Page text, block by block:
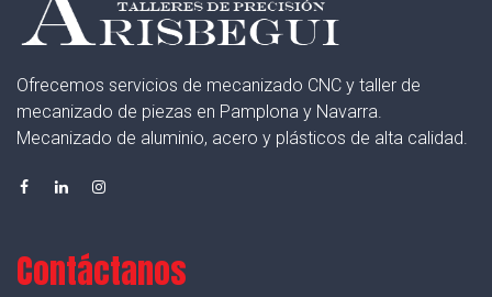
Ofrecemos servicios de mecanizado CNC y taller de
mecanizado de piezas en Pamplona y Navarra.
Mecanizado de aluminio, acero y plásticos de alta calidad.
Contáctanos